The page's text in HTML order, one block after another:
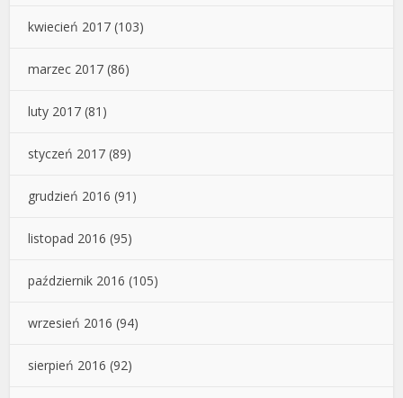
kwiecień 2017 (103)
marzec 2017 (86)
luty 2017 (81)
styczeń 2017 (89)
grudzień 2016 (91)
listopad 2016 (95)
październik 2016 (105)
wrzesień 2016 (94)
sierpień 2016 (92)